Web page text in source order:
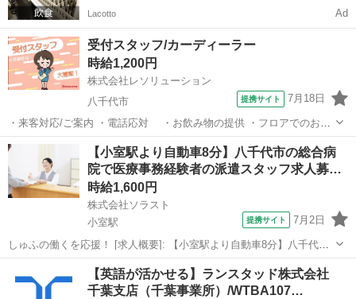
Lacotto Ad
受付スタッフ/カーディーラー
時給1,200円
株式会社レソリューション
八千代市
提携サイト 7月18日
・来客対応/ご案内 ・電話応対 ・お飲み物の提供 ・フロアでのお客
様対応 ・お子様のお相手(商談時) ・電話対応 ・カタログの補充、店内
清掃 ・その他事務作業 女性スタッフ活躍中！ 未経験の方でも安心し
てお仕事を始めるこ...
八千代市 一般事務
【小室駅より自動車8分】八千代市の総合病
院で医療事務経験者の派遣スタッフ求人募…
時給1,600円
株式会社ソラスト
小室駅
提携サイト 7月2日
しゅふの働くを応援！ [求人概要]: 【小室駅より自動車8分】八千代市
の総合病院で医療事務経験者の派遣スタッフ求人募集！ [職種名]: 病院
事務・受付（医療事務） [勤務地・最寄駅]: 千葉県八千代市 小室駅よ
八千代市 小室駅 一般事務
【英語が活かせる】ランスタッド株式会社
千葉支店（千葉事業所）/WTBA107…